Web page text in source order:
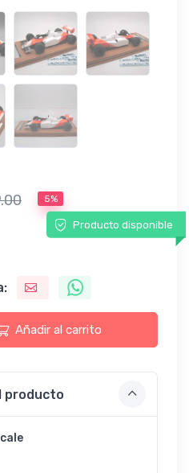
5%
Producto disponible
Añadir al carrito
producto